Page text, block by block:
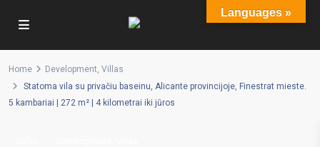
Home Development, Villas
Statoma vila su privačiu baseinu, Alicante provincijoje, Finestrat mieste.
5 kambariai | 272 m² | 4 kilometrai iki jūros
Languages »